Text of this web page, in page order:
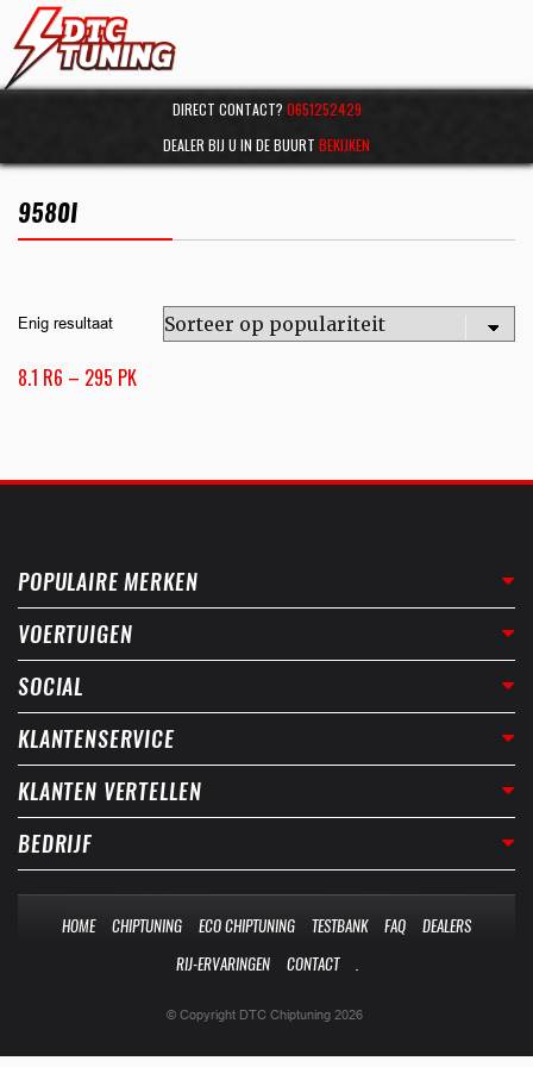
DIRECT CONTACT? 0651252429
DEALER BIJ U IN DE BUURT BEKIJKEN
9580I
Enig resultaat
8.1 R6 – 295 PK
POPULAIRE MERKEN
VOERTUIGEN
SOCIAL
KLANTENSERVICE
KLANTEN VERTELLEN
BEDRIJF
HOME CHIPTUNING ECO CHIPTUNING TESTBANK FAQ
DEALERS
RIJ-ERVARINGEN
CONTACT
© Copyright DTC Chiptuning 2026